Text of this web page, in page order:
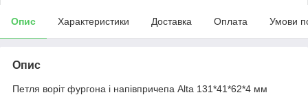
Опис Характеристики Доставка Оплата Умови
Опис
Петля воріт фургона і напівпричепа Alta 131*41*62*4 мм